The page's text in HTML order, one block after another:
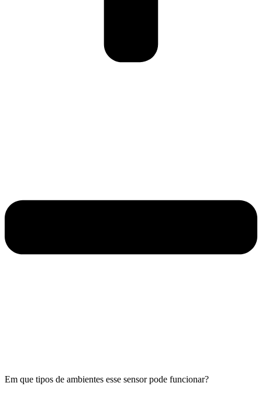
Em que tipos de ambientes esse sensor pode funcionar?